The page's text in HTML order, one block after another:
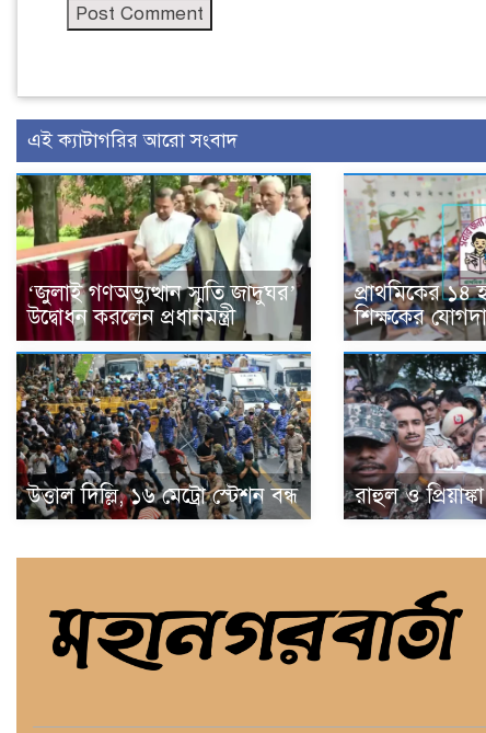
এই ক্যাটাগরির আরো সংবাদ
‘জুলাই গণঅভ্যুত্থান স্মৃতি জাদুঘর’
উদ্বোধন করলেন প্রধানমন্ত্রী
প্রাথমিকের ১৪
শিক্ষকের
উত্তাল দিল্লি, ১৬ মেট্রো স্টেশন বন্ধ রাহুল ও